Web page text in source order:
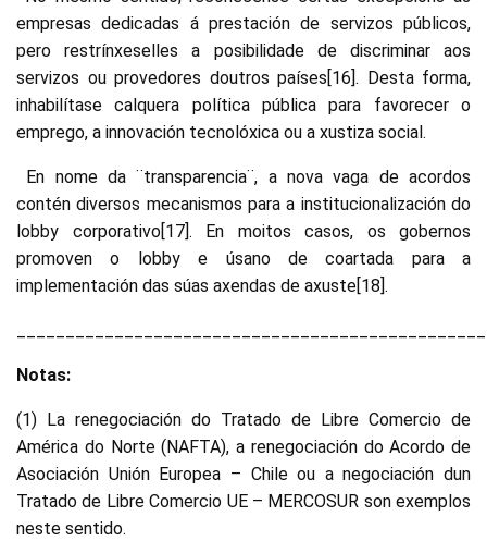
empresas dedicadas á prestación de servizos públicos,
pero restrínxeselles a posibilidade de discriminar aos
servizos ou provedores doutros países[16]. Desta forma,
inhabilítase calquera política pública para favorecer o
emprego, a innovación tecnolóxica ou a xustiza social.
En nome da ¨transparencia¨, a nova vaga de acordos
contén diversos mecanismos para a institucionalización do
lobby corporativo[17]. En moitos casos, os gobernos
promoven o lobby e úsano de coartada para a
implementación das súas axendas de axuste[18].
Notas:
(1) La renegociación do Tratado de Libre Comercio de
América do Norte (NAFTA), a renegociación do Acordo de
Asociación Unión Europea – Chile ou a negociación dun
Tratado de Libre Comercio UE – MERCOSUR son exemplos
neste sentido.